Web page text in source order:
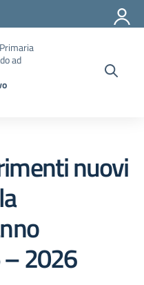
ad
nuovi
2026